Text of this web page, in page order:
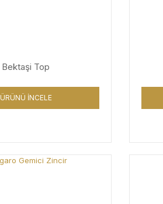
Bektaşi Top
ÜRÜNÜ İNCELE